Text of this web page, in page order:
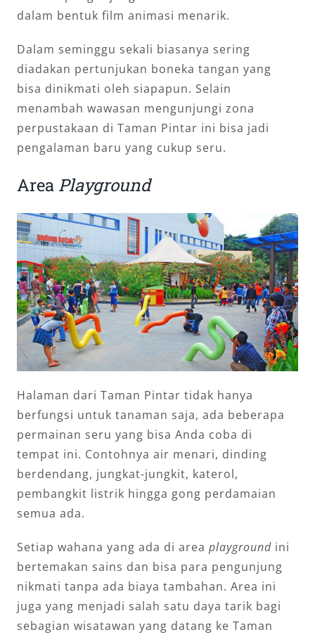
dalam bentuk film animasi menarik.
Dalam seminggu sekali biasanya sering
diadakan pertunjukan boneka tangan yang
bisa dinikmati oleh siapapun. Selain
menambah wawasan mengunjungi zona
perpustakaan di Taman Pintar ini bisa jadi
pengalaman baru yang cukup seru.
Area Playground
Halaman dari Taman Pintar tidak hanya
berfungsi untuk tanaman saja, ada beberapa
permainan seru yang bisa Anda coba di
tempat ini. Contohnya air menari, dinding
berdendang, jungkat-jungkit, katerol,
pembangkit listrik hingga gong perdamaian
semua ada.
Setiap wahana yang ada di area playground ini
bertemakan sains dan bisa para pengunjung
nikmati tanpa ada biaya tambahan. Area ini
juga yang menjadi salah satu daya tarik bagi
sebagian wisatawan yang datang ke Taman